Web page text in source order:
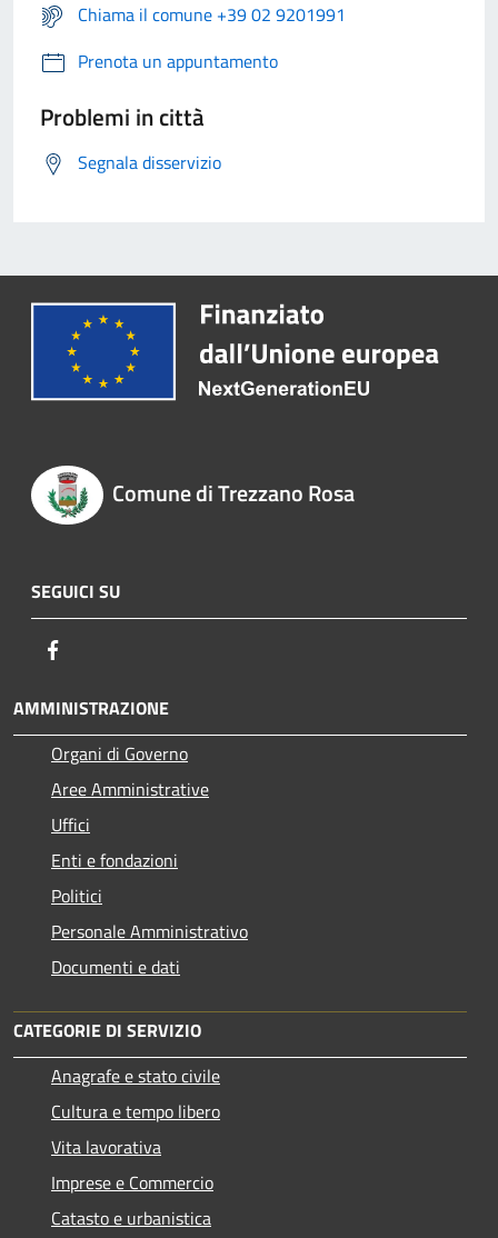
Chiama il comune +39 02 9201991
Prenota un appuntamento
Problemi in città
Segnala disservizio
Comune di Trezzano Rosa
SEGUICI SU
AMMINISTRAZIONE
Organi di Governo
Aree Amministrative
Uffici
Enti e fondazioni
Politici
Personale Amministrativo
Documenti e dati
CATEGORIE DI SERVIZIO
Anagrafe e stato civile
Cultura e tempo libero
Vita lavorativa
Imprese e Commercio
Catasto e urbanistica